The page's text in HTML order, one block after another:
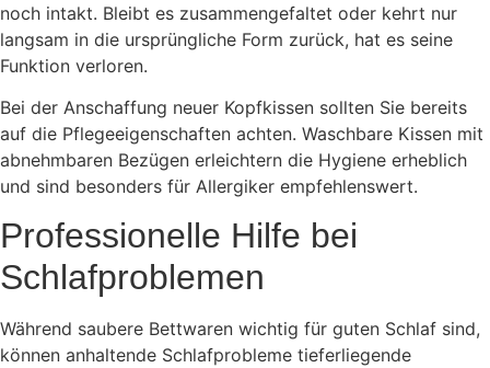
noch intakt. Bleibt es zusammengefaltet oder kehrt nur
langsam in die ursprüngliche Form zurück, hat es seine
Funktion verloren.
Bei der Anschaffung neuer Kopfkissen sollten Sie bereits
auf die Pflegeeigenschaften achten. Waschbare Kissen mit
abnehmbaren Bezügen erleichtern die Hygiene erheblich
und sind besonders für Allergiker empfehlenswert.
Professionelle Hilfe bei
Schlafproblemen
Während saubere Bettwaren wichtig für guten Schlaf sind,
können anhaltende Schlafprobleme tieferliegende